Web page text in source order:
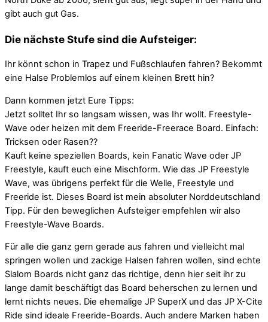
gibt auch gut Gas.
Die nächste Stufe sind die Aufsteiger:
Ihr könnt schon in Trapez und Fußschlaufen fahren? Bekommt
eine Halse Problemlos auf einem kleinen Brett hin?
Dann kommen jetzt Eure Tipps:
Jetzt solltet Ihr so langsam wissen, was Ihr wollt. Freestyle-
Wave oder heizen mit dem Freeride-Freerace Board. Einfach:
Tricksen oder Rasen??
Kauft keine speziellen Boards, kein Fanatic Wave oder JP
Freestyle, kauft euch eine Mischform. Wie das JP Freestyle
Wave, was übrigens perfekt für die Welle, Freestyle und
Freeride ist. Dieses Board ist mein absoluter Norddeutschland
Tipp. Für den beweglichen Aufsteiger empfehlen wir also
Freestyle-Wave Boards.
Für alle die ganz gern gerade aus fahren und vielleicht mal
springen wollen und zackige Halsen fahren wollen, sind echte
Slalom Boards nicht ganz das richtige, denn hier seit ihr zu
lange damit beschäftigt das Board beherschen zu lernen und
lernt nichts neues. Die ehemalige JP SuperX und das JP X-Cite
Ride sind ideale Freeride-Boards. Auch andere Marken haben